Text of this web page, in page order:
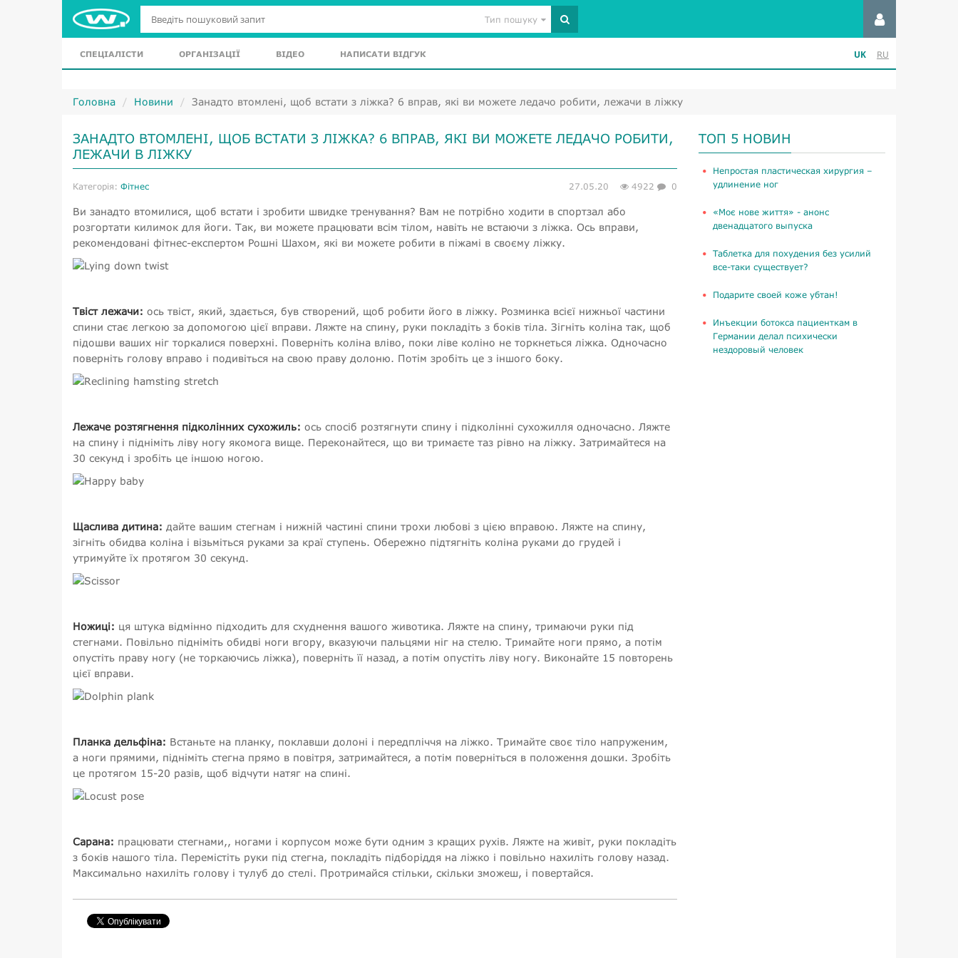
Тип пошуку
СПЕЦІАЛІСТИ ОРГАНІЗАЦІЇ ВІДЕО НАПИСАТИ ВІДГУК UK RU
Головна Новини Занадто втомлені, щоб встати з ліжка? 6 вправ, які ви можете ледачо робити, лежачи в ліжку
ЗАНАДТО ВТОМЛЕНІ, ЩОБ ВСТАТИ З ЛІЖКА? 6 ВПРАВ, ЯКІ ВИ МОЖЕТЕ ЛЕДАЧО РОБИТИ,
ЛЕЖАЧИ В ЛІЖКУ
Категорія: Фітнес 27.05.20 4922 0
Ви занадто втомилися, щоб встати і зробити швидке тренування? Вам не потрібно ходити в спортзал або
розгортати килимок для йоги. Так, ви можете працювати всім тілом, навіть не встаючи з ліжка. Ось вправи,
рекомендовані фітнес-експертом Рошні Шахом, які ви можете робити в піжамі в своєму ліжку.
Твіст лежачи: ось твіст, який, здається, був створений, щоб робити його в ліжку. Розминка всієї нижньої частини
спини стає легкою за допомогою цієї вправи. Ляжте на спину, руки покладіть з боків тіла. Зігніть коліна так, щоб
підошви ваших ніг торкалися поверхні. Поверніть коліна вліво, поки ліве коліно не торкнеться ліжка. Одночасно
поверніть голову вправо і подивіться на свою праву долоню. Потім зробіть це з іншого боку.
Лежаче розтягнення підколінних сухожиль: ось спосіб розтягнути спину і підколінні сухожилля одночасно. Ляжте
на спину і підніміть ліву ногу якомога вище. Переконайтеся, що ви тримаєте таз рівно на ліжку. Затримайтеся на
30 секунд і зробіть це іншою ногою.
Щаслива дитина: дайте вашим стегнам і нижній частині спини трохи любові з цією вправою. Ляжте на спину,
зігніть обидва коліна і візьміться руками за краї ступень. Обережно підтягніть коліна руками до грудей і
утримуйте їх протягом 30 секунд.
Ножиці: ця штука відмінно підходить для схуднення вашого животика. Ляжте на спину, тримаючи руки під
стегнами. Повільно підніміть обидві ноги вгору, вказуючи пальцями ніг на стелю. Тримайте ноги прямо, а потім
опустіть праву ногу (не торкаючись ліжка), поверніть її назад, а потім опустіть ліву ногу. Виконайте 15 повторень
цієї вправи.
Планка дельфіна: Встаньте на планку, поклавши долоні і передпліччя на ліжко. Тримайте своє тіло напруженим,
а ноги прямими, підніміть стегна прямо в повітря, затримайтеся, а потім поверніться в положення дошки. Зробіть
це протягом 15-20 разів, щоб відчути натяг на спині.
Сарана: працювати стегнами,, ногами і корпусом може бути одним з кращих рухів. Ляжте на живіт, руки покладіть
з боків нашого тіла. Перемістіть руки під стегна, покладіть підборіддя на ліжко і повільно нахиліть голову назад.
Максимально нахиліть голову і тулуб до стелі. Протримайся стільки, скільки зможеш, і повертайся.
ТОП 5 НОВИН
​Непростая пластическая хирургия –
удлинение ног
«Моє нове життя» - анонс
двенадцатого выпуска
Таблетка для похудения без усилий
все-таки существует?
Подарите своей коже убтан!
Инъекции ботокса пациенткам в
Германии делал психически
нездоровый человек